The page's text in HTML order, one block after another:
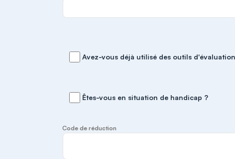
Avez-vous déjà utilisé des outils d'évaluation
Êtes-vous en situation de handicap ?
Code de réduction